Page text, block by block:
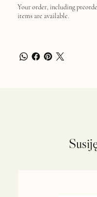
Your order, including
items are available.